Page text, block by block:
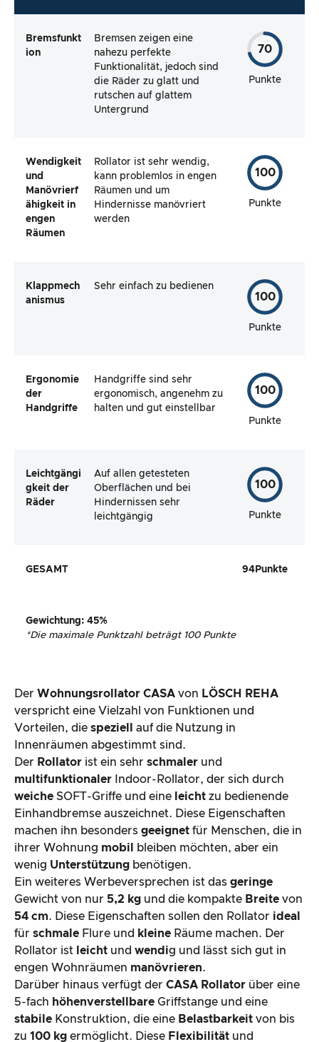
Bremsfunkt
ion
Bremsen zeigen eine
nahezu perfekte
Funktionalität, jedoch sind
die Räder zu glatt und
rutschen auf glattem
Untergrund
70
Punkte
Wendigkeit
und
Manövrierf
ähigkeit in
engen
Räumen
Rollator ist sehr wendig,
kann problemlos in engen
Räumen und um
Hindernisse manövriert
werden
100
Punkte
Klappmech
anismus
Sehr einfach zu bedienen
100
Punkte
Ergonomie
der
Handgriffe
Handgriffe sind sehr
ergonomisch, angenehm zu
halten und gut einstellbar
100
Punkte
Leichtgängi
gkeit der
Räder
Auf allen getesteten
Oberflächen und bei
Hindernissen sehr
leichtgängig
100
Punkte
GESAMT 94 Punkte
Gewichtung: 45%
*Die maximale Punktzahl beträgt 100 Punkte
Der Wohnungsrollator CASA von LÖSCH REHA
verspricht eine Vielzahl von Funktionen und
Vorteilen, die speziell
auf die Nutzung in
Innenräumen abgestimmt sind.
Der Rollator ist ein sehr schmaler und
multifunktionaler Indoor-Rollator, der sich durch
weiche SOFT-Griffe und eine leicht zu bedienende
Einhandbremse auszeichnet. Diese Eigenschaften
machen ihn besonders geeignet für Menschen, die in
ihrer Wohnung mobil
bleiben möchten, aber ein
wenig Unterstützung benötigen.
Ein weiteres Werbeversprechen ist das geringe
Gewicht von nur 5,2 kg und die kompakte Breite von
54 cm. Diese Eigenschaften sollen den Rollator ideal
für schmale Flure und kleine Räume machen. Der
Rollator ist
leicht und wendig und lässt sich gut in
engen Wohnräumen manövrieren.
Darüber hinaus verfügt der CASA Rollator über eine
5-fach höhenverstellbare Griffstange und eine
stabile Konstruktion, die eine Belastbarkeit von bis
zu 100 kg ermöglicht. Diese Flexibilität und